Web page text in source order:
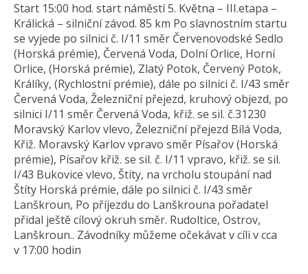
Start 15:00 hod. start náměstí 5. Května – III.etapa –
Králická – silniční závod. 85 km Po slavnostním startu
se vyjede po silnici č. I/11 směr Červenovodské Sedlo
(Horská prémie), Červená Voda, Dolní Orlice, Horní
Orlice, (Horská prémie), Zlatý Potok, Červený Potok,
Králíky, (Rychlostní prémie), dále po silnici č. I/43 směr
Červená Voda, Železniční přejezd, kruhový objezd, po
silnici I/11 směr Červená Voda, křiž. se sil. č.31230
Moravský Karlov vlevo, Železniční přejezd Bílá Voda,
Křiž. Moravský Karlov vpravo směr Písařov (Horská
prémie), Písařov křiž. se sil. č. I/11 vpravo, křiž. se sil.
I/43 Bukovice vlevo, Štíty, na vrcholu stoupání nad
Štíty Horská prémie, dále po silnici č. I/43 směr
Lanškroun, Po příjezdu do Lanškrouna pořadatel
přidal ještě cílový okruh směr. Rudoltice, Ostrov,
Lanškroun.. Závodníky můžeme očekávat v cíli v cca
v 17:00 hodin